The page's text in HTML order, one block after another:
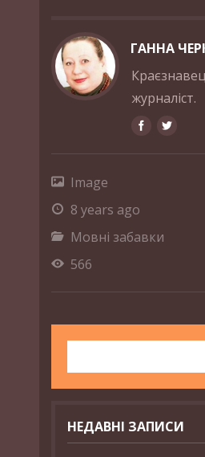
ГАННА
журналіст.
Image
8 years ago
Мовні забавки
566
НЕДАВНІ ЗАПИСИ